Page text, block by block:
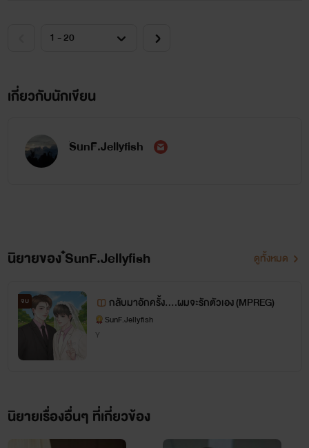
เกี่ยวกับนักเขียน
๋SunF.Jellyfish
นิยายของ ๋SunF.Jellyfish ดูทั้งหมด
จบ กลับมาอักครั้ง....ผมจะรักตัวเอง (MPREG)
๋SunF.Jellyfish
Y
นิยายเรื่องอื่นๆ ที่เกี่ยวข้อง